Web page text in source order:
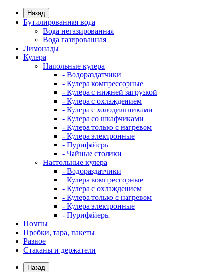
Назад
Бутилированная вода
Вода негазированная
Вода газированная
Лимонады
Кулера
Напольные кулера
- Водораздатчики
- Кулера компрессорные
- Кулера с нижней загрузкой
- Кулера с охлаждением
- Кулера с холодильниками
- Кулера со шкафчиками
- Кулера только с нагревом
- Кулера электронные
- Пурифайеры
- Чайные столики
Настольные кулера
- Водораздатчики
- Кулера компрессорные
- Кулера с охлаждением
- Кулера только с нагревом
- Кулера электронные
- Пурифайеры
Помпы
Пробки, тара, пакеты
Разное
Стаканы и держатели
Назад